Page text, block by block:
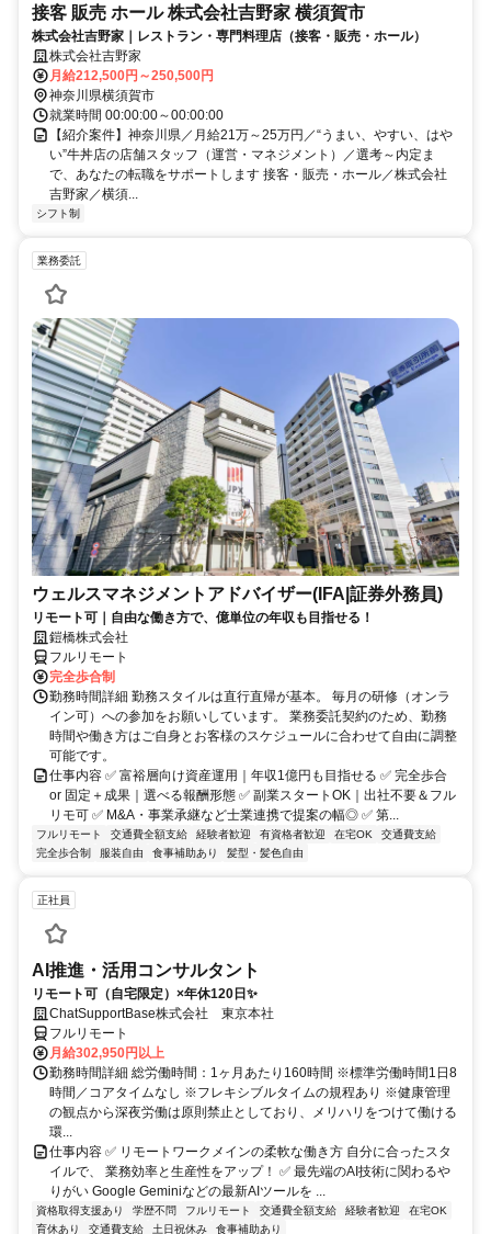
接客 販売 ホール 株式会社吉野家 横須賀市
株式会社吉野家｜レストラン・専門料理店（接客・販売・ホール）
株式会社吉野家
月給212,500円～250,500円
神奈川県横須賀市
就業時間 00:00:00～00:00:00
【紹介案件】神奈川県／月給21万～25万円／“うまい、やすい、はや
い”牛丼店の店舗スタッフ（運営・マネジメント）／選考～内定ま
で、あなたの転職をサポートします 接客・販売・ホール／株式会社
吉野家／横須...
シフト制
業務委託
ウェルスマネジメントアドバイザー(IFA|証券外務員)
リモート可｜自由な働き方で、億単位の年収も目指せる！
鎧橋株式会社
フルリモート
完全歩合制
勤務時間詳細 勤務スタイルは直行直帰が基本。 毎月の研修（オンラ
イン可）への参加をお願いしています。 業務委託契約のため、勤務
時間や働き方はご自身とお客様のスケジュールに合わせて自由に調整
可能です。
仕事内容 ✅ 富裕層向け資産運用｜年収1億円も目指せる ✅ 完全歩合
or 固定＋成果｜選べる報酬形態 ✅ 副業スタートOK｜出社不要＆フル
リモ可 ✅ M&A・事業承継など士業連携で提案の幅◎ ✅ 第...
フルリモート 交通費全額支給 経験者歓迎 有資格者歓迎 在宅OK
交通費支給
完全歩合制
服装自由 食事補助あり 髪型・髪色自由
正社員
AI推進・活用コンサルタント
リモート可（自宅限定）×年休120日✨
ChatSupportBase株式会社 東京本社
フルリモート
月給302,950円以上
勤務時間詳細 総労働時間：1ヶ月あたり160時間 ※標準労働時間1日8
時間／コアタイムなし ※フレキシブルタイムの規程あり ※健康管理
の観点から深夜労働は原則禁止としており、メリハリをつけて働ける
環...
仕事内容 ✅ リモートワークメインの柔軟な働き方 自分に合ったスタ
イルで、 業務効率と生産性をアップ！ ✅ 最先端のAI技術に関わるや
りがい Google Geminiなどの最新AIツールを ...
資格取得支援あり 学歴不問 フルリモート 交通費全額支給 経験者歓迎
在宅OK
育休あり
交通費支給 土日祝休み 食事補助あり